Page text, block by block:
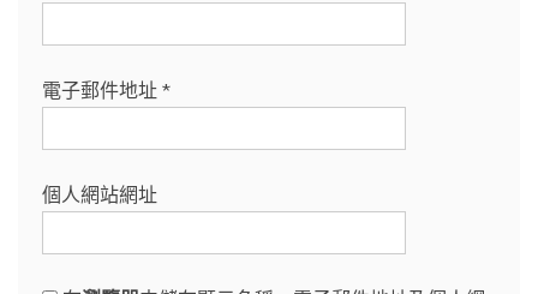
電子郵件地址 *
個人網站網址